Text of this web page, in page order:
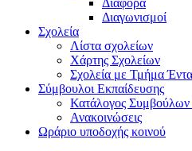
Διάφορα
Διαγωνισμοί
Σχολεία
Λίστα σχολείων
Χάρτης Σχολείων
Σχολεία με Τμήμα
Σύμβουλοι Εκπαίδευσης
Κατάλογος Συμβούλων
Ανακοινώσεις
Ωράριο υποδοχής κοινού